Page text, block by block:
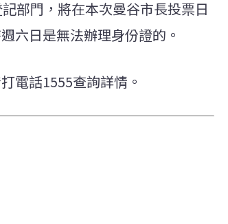
部門，將在本次曼谷市長投票日
六日是無法辦理身份證的。
電話1555查詢詳情。